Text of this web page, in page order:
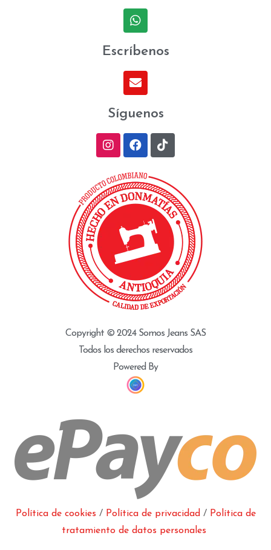
Escríbenos
Síguenos
Copyright © 2024 Somos Jeans SAS
Todos los derechos reservados
Powered By
Política de cookies / Política de privacidad / Política de
tratamiento de datos personales